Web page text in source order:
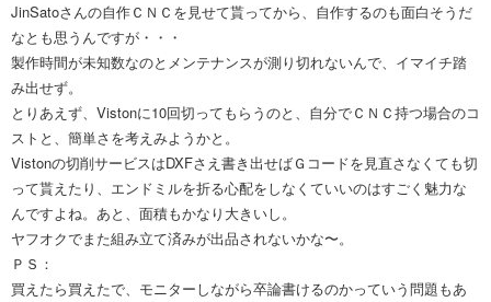
JinSatoさんの自作ＣＮＣを見せて貰ってから、自作するのも面白そうだ
なとも思うんですが・・・
製作時間が未知数なのとメンテナンスが測り切れないんで、イマイチ踏
み出せず。
とりあえず、Vistonに10回切ってもらうのと、自分でＣＮＣ持つ場合のコ
ストと、簡単さを考えみようかと。
Vistonの切削サービスはDXFさえ書き出せばＧコードを見直さなくても切
って貰えたり、エンドミルを折る心配をしなくていいのはすごく魅力な
んですよね。あと、面積もかなり大きいし。
ヤフオクでまた組み立て済みが出品されないかな〜。
ＰＳ：
買えたら買えたで、モニターしながら卒論書けるのかっていう問題もあ